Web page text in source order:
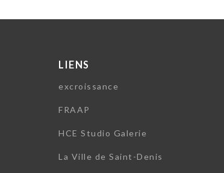
LIENS
excroissance
FRAAP
HCE Studio Galerie
La Ville de Saint-Denis